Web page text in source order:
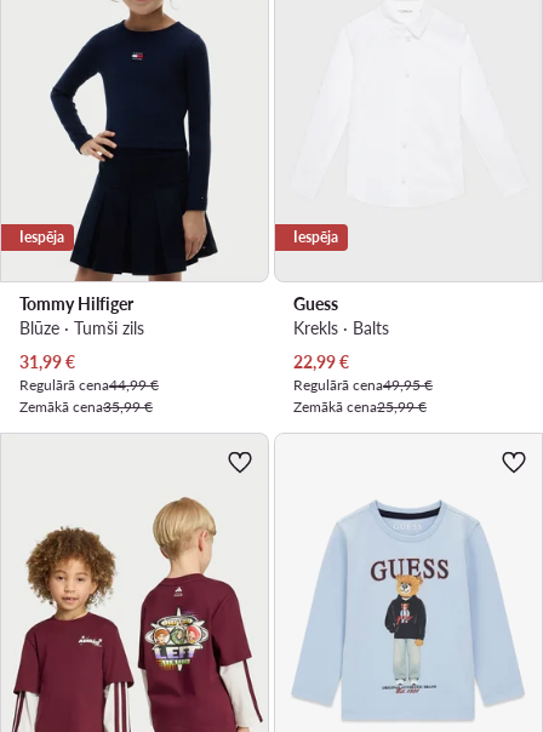
Iespēja
Tommy Hilfiger
Blūze · Tumši zils
Pašreizējā cena
31,99€
Regulārā cena44,99 €
Zemākā cena35,99 €
Iespēja
Guess
Krekls · Balts
Pašreizējā cena
22,99€
Regulārā cena49,95 €
Zemākā cena25,99 €